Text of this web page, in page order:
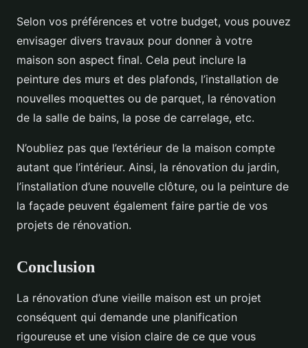
Selon vos préférences et votre budget, vous pouvez
envisager divers travaux pour donner à votre
maison son aspect final. Cela peut inclure la
peinture des murs et des plafonds, l’installation de
nouvelles moquettes ou de parquet, la rénovation
de la salle de bains, la pose de carrelage, etc.
N’oubliez pas que l’extérieur de la maison compte
autant que l’intérieur. Ainsi, la rénovation du jardin,
l’installation d’une nouvelle clôture, ou la peinture de
la façade peuvent également faire partie de vos
projets de rénovation.
Conclusion
La rénovation d’une vieille maison est un projet
conséquent qui demande une planification
rigoureuse et une vision claire de ce que vous